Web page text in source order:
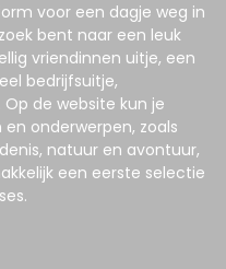
voor een dagje weg in
bent naar een leuk
vriendinnen uitje, een
bedrijfsuitje,
de website kun je
onderwerpen, zoals
natuur en avontuur,
een eerste selectie